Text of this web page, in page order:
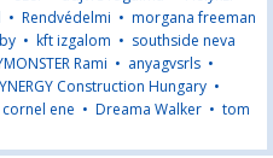
• Rendvédelmi • morgana freeman
• kft izgalom • southside neva
Rami • anyagvsrls •
Construction Hungary •
cornel ene • Dreama Walker • tom